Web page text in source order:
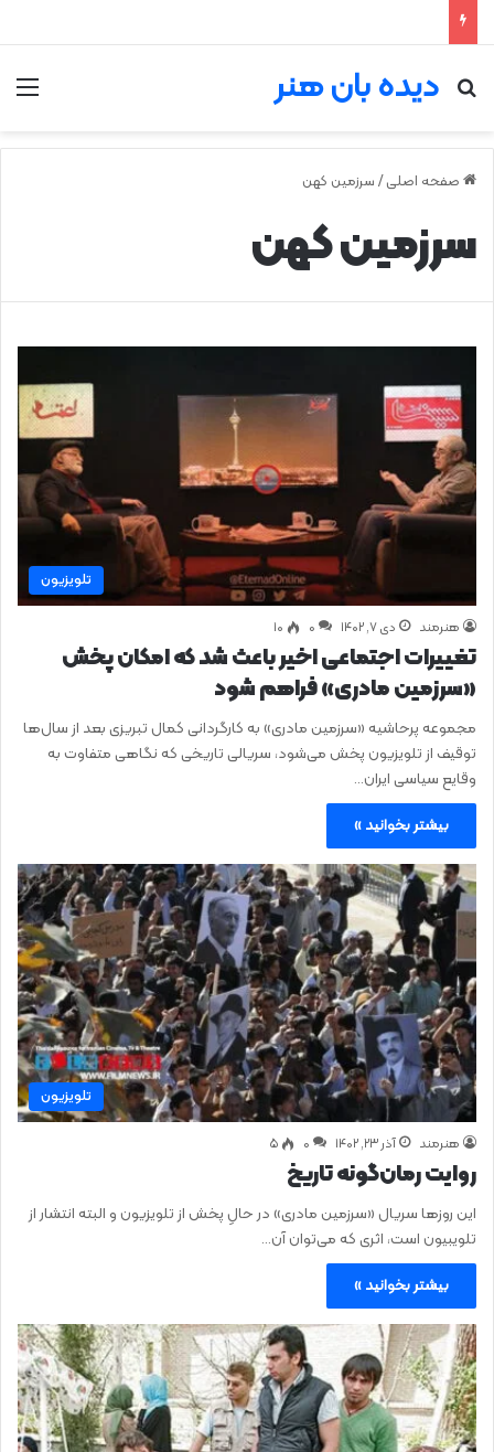
دیده بان هنر
جستجو برای
صفحه اصلی / سرزمین کهن
سرزمین کهن
تلویزیون
هنرمند دی ۷, ۱۴۰۲ 0 ۱۰
تغییرات اجتماعی اخیر باعث شد که امکان پخش
«سرزمین مادری» فراهم شود
مجموعه پرحاشیه «سرزمین مادری» به کارگردانی کمال تبریزی بعد از سال‌ها
توقیف از تلویزیون پخش می‌شود، سریالی تاریخی که نگاهی متفاوت به
وقایع سیاسی ایران…
بیشتر بخوانید »
تلویزیون
هنرمند آذر ۲۳, ۱۴۰۲ 0 ۵
روایت رمان‌گونه تاریخ
این روزها سریال «سرزمین مادری» در حالِ پخش از تلویزیون و البته انتشار از
تلویبیون است، اثری که می‌توان آن…
بیشتر بخوانید »